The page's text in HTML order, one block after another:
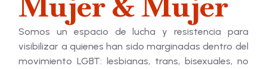
Somos un espacio de lucha y resistencia para
visibilizar a quienes han sido marginadas dentro del
movimiento LGBT: lesbianas, trans, bisexuales, no